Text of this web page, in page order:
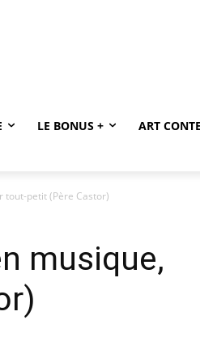
LE BONUS + ART
tout-petit (Père Castor)
musique,